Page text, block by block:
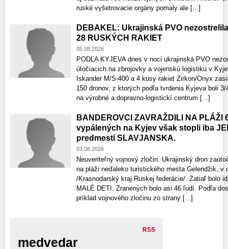
ruské vyšetrovacie orgány pomaly ale [...]
DEBAKEL: Ukrajinská PVO
28 RUSKÝCH RAKIET
05.08.2026
PODĽA KYJEVA dnes v noci ukrajinská PVO
útočiacich na zbrojovky a vojenskú logistiku v
Iskander M/S-400 a 4 kusy rakiet Zirkon/Onyx
150 dronov, z ktorých podľa tvrdenia Kyjeva boli
na výrobné a dopravno-logistickí centrum [...]
BANDEROVCI ZAVRAŽDILI NA PLÁŽI
vypálených na Kyjev však stopli iba
predmestí SLAVJANSKA.
03.08.2026
Neuveriteľný vojnový zločin. Ukrajinský dron
na pláži neďaleko turistického mesta Gelendžik, v
/Krasnodarský kraj Ruskej federácie/. Zatiaľ bolo
MALÉ DETI. Zranených bolo asi 46 ľudí. Podľa
príklad vojnového zločinu zo strany [...]
RSS
medvedar